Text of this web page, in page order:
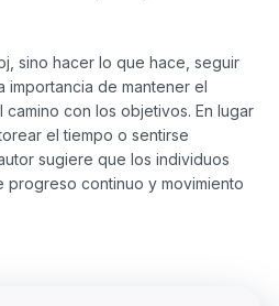
sino hacer lo que hace, seguir
importancia de mantener el
con los objetivos. En lugar
el tiempo o sentirse
sugiere que los individuos
progreso continuo y movimiento